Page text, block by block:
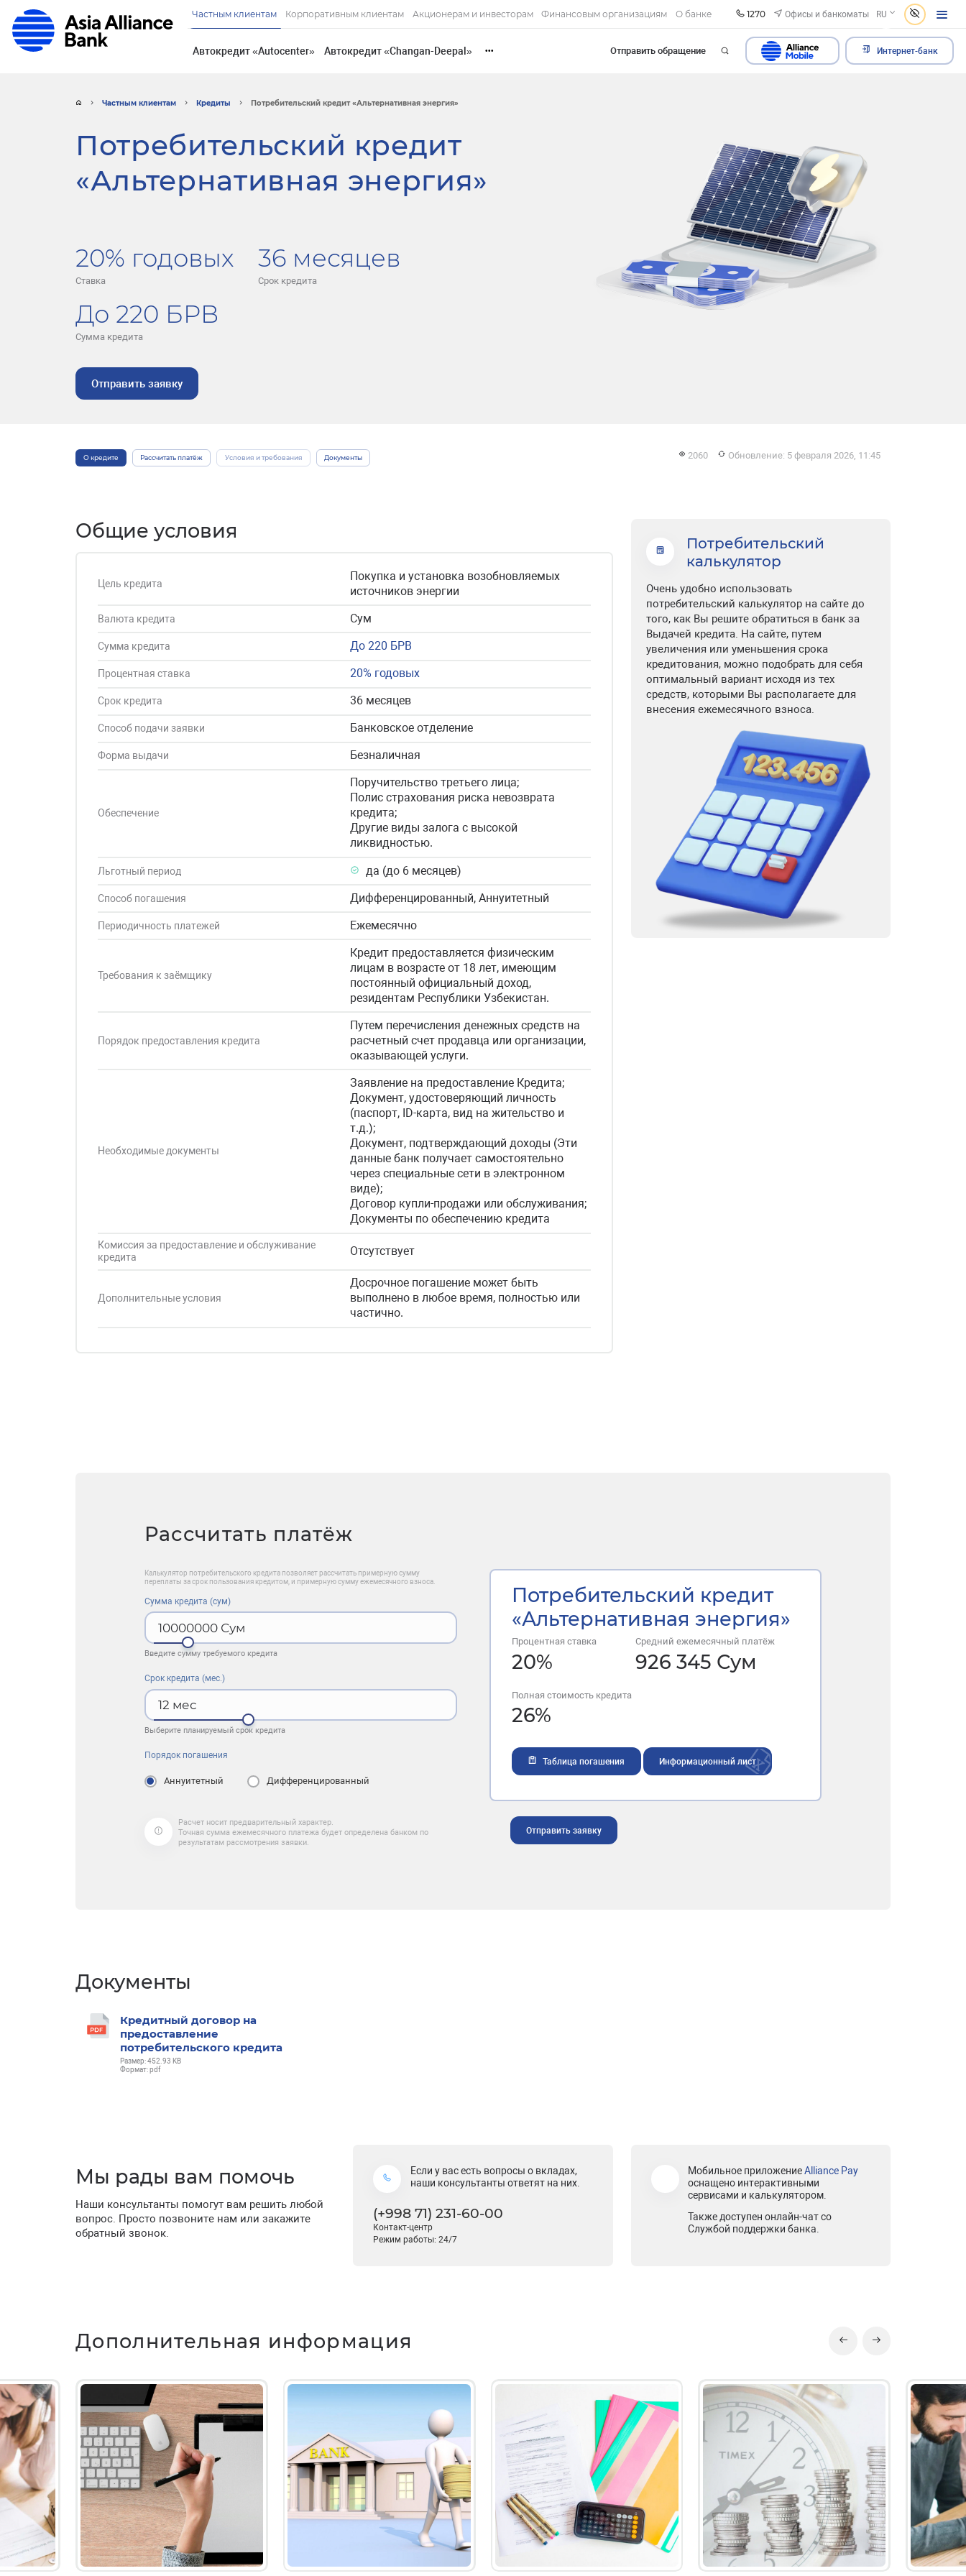
Частным клиентам Корпоративным клиентам Акционерам и инвесторам Финансовым организациям О банке 1270 Офисы и банкоматы RU
Автокредит «Autocenter» Автокредит «Changan-Deepal» ••• Отправить обращение Интернет-банк
Частным клиентам Кредиты Потребительский кредит «Альтернативная энергия»
Потребительский кредит
«Альтернативная энергия»
20% годовых
Ставка
36 месяцев
Срок кредита
До 220 БРВ
Сумма кредита
Отправить заявку
О кредите Рассчитать платёж Условия и требования Документы 2060 Обновление: 5 февраля 2026, 11:45
Общие условия
Цель кредита
Покупка и установка возобновляемых
источников энергии
Валюта кредита Сум
Сумма кредита До 220 БРВ
Процентная ставка 20% годовых
Срок кредита 36 месяцев
Способ подачи заявки Банковское отделение
Форма выдачи Безналичная
Обеспечение
Поручительство третьего лица;
Полис страхования риска невозврата
кредита;
Другие виды залога с высокой
ликвидностью.
Льготный период да (до 6 месяцев)
Способ погашения Дифференцированный, Аннуитетный
Периодичность платежей Ежемесячно
Требования к заёмщику
Кредит предоставляется физическим
лицам в возрасте от 18 лет, имеющим
постоянный официальный доход,
резидентам Республики Узбекистан.
Порядок предоставления кредита
Путем перечисления денежных средств на
расчетный счет продавца или организации,
оказывающей услуги.
Необходимые документы
Заявление на предоставление Кредита;
Документ, удостоверяющий личность
(паспорт, ID-карта, вид на жительство и
т.д.);
Документ, подтверждающий доходы (Эти
данные банк получает самостоятельно
через специальные сети в электронном
виде);
Договор купли-продажи или обслуживания;
Документы по обеспечению кредита
Комиссия за предоставление и обслуживание
кредита
Отсутствует
Дополнительные условия
Досрочное погашение может быть
выполнено в любое время, полностью или
частично.
Потребительский
калькулятор
Очень удобно использовать
потребительский калькулятор на сайте до
того, как Вы решите обратиться в банк за
Выдачей кредита. На сайте, путем
увеличения или уменьшения срока
кредитования, можно подобрать для себя
оптимальный вариант исходя из тех
средств, которыми Вы располагаете для
внесения ежемесячного взноса.
Рассчитать платёж
Калькулятор потребительского кредита позволяет рассчитать примерную сумму
переплаты за срок пользования кредитом, и примерную сумму ежемесячного взноса.
Сумма кредита (сум)
10000000 Сум
Введите сумму требуемого кредита
Срок кредита (мес.)
12 мес
Выберите планируемый срок кредита
Порядок погашения
Аннуитетный Дифференцированный
Расчет носит предварительный характер.
Точная сумма ежемесячного платежа будет определена банком по
результатам рассмотрения заявки.
Потребительский кредит
«Альтернативная энергия»
Процентная ставка
20%
Средний ежемесячный платёж
926 345 Сум
Полная стоимость кредита
26%
Таблица погашения Информационный лист
Отправить заявку
Документы
Кредитный договор на
предоставление
потребительского кредита
Размер: 452.93 KB
Формат: pdf
Мы рады вам помочь
Наши консультанты помогут вам решить любой
вопрос. Просто позвоните нам или закажите
обратный звонок.
Если у вас есть вопросы о вкладах,
наши консультанты ответят на них.
(+998 71) 231-60-00
Контакт-центр
Режим работы: 24/7
Мобильное приложениеAlliance Pay
оснащено интерактивными
сервисами и калькулятором.
Также доступен онлайн-чат со
Службой поддержки банка.
Дополнительная информация